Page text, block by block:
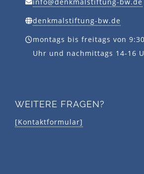
denkmalstiftung-bw.de
montags bis freitags von
Uhr und nachmittags 14-16
WEITERE FRAGEN?
[Kontaktformular]